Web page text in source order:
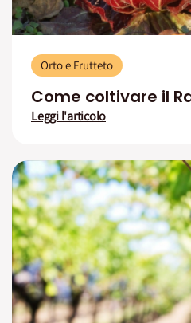
Orto e Frutteto
Come coltivare il
Leggi l'articolo